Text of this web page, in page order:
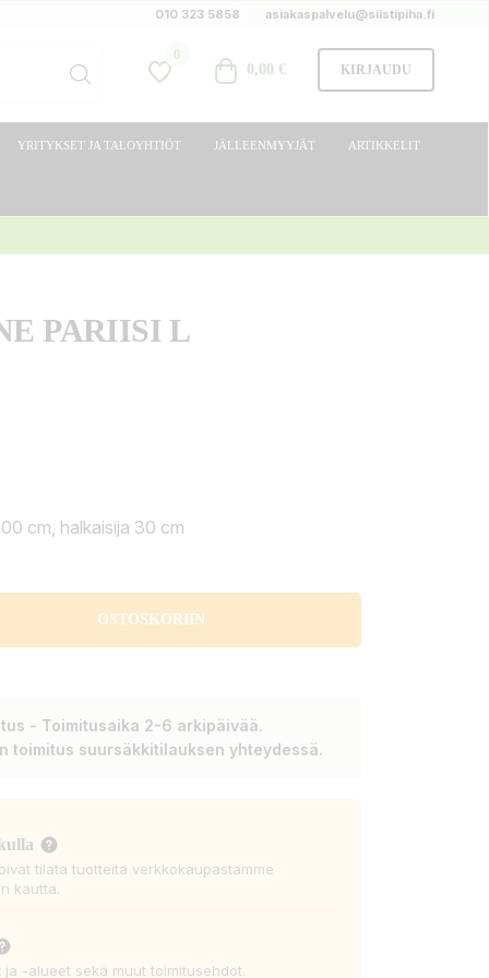
010 323 5858 asiakaspalvelu@siistipiha.fi
0
0,00 € KIRJAUDU
YRITYKSET JA TALOYHTIÖT JÄLLEENMYYJÄT ARTIKKELIT
PARIISI L
cm, halkaisija 30 cm
OSTOSKORIIN
- Toimitusaika 2-6 arkipäivää.
toimitus suursäkkitilauksen yhteydessä.
tilata tuotteita verkkokaupastamme
kautta.
ja -alueet sekä muut toimitusehdot.